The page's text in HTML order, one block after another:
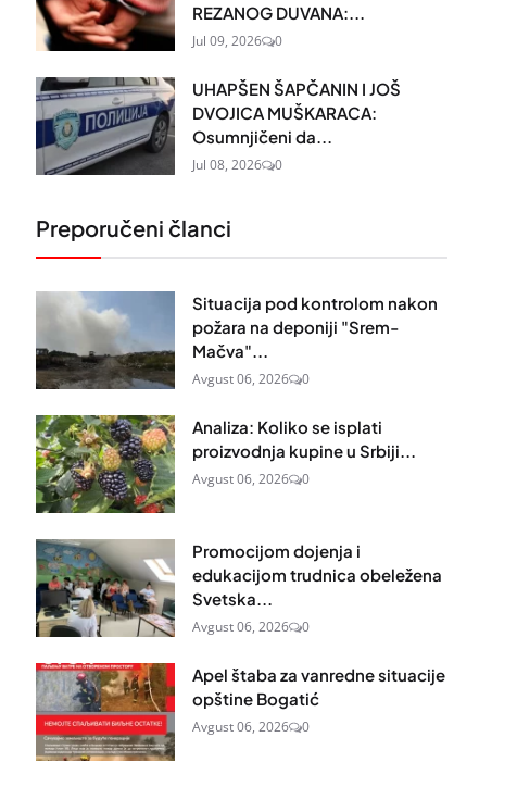
REZANOG DUVANA:...
Jul 09, 2026 0
UHAPŠEN ŠAPČANIN I JOŠ
DVOJICA MUŠKARACA:
Osumnjičeni da...
Jul 08, 2026 0
Preporučeni članci
Situacija pod kontrolom nakon
požara na deponiji "Srem-
Mačva"...
Avgust 06, 2026 0
Analiza: Koliko se isplati
proizvodnja kupine u Srbiji...
Avgust 06, 2026 0
Promocijom dojenja i
edukacijom trudnica obeležena
Svetska...
Avgust 06, 2026 0
Apel štaba za vanredne situacije
opštine Bogatić
Avgust 06, 2026 0